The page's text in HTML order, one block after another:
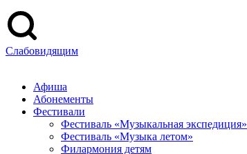
Слабовидящим
Афиша
Абонементы
Фестивали
Фестиваль «Музыкальная экспедиция»
Фестиваль «Музыка летом»
Филармония детям